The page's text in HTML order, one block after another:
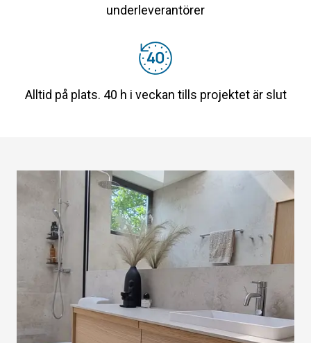
underleverantörer
Alltid på plats. 40 h i veckan tills projektet är slut